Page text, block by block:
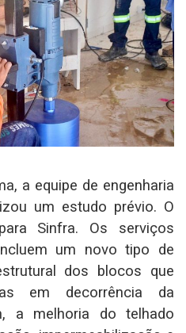
a equipe de engenharia
um estudo prévio. O
Sinfra. Os serviços
um novo tipo de
dos blocos que
em decorrência da
a melhoria do telhado